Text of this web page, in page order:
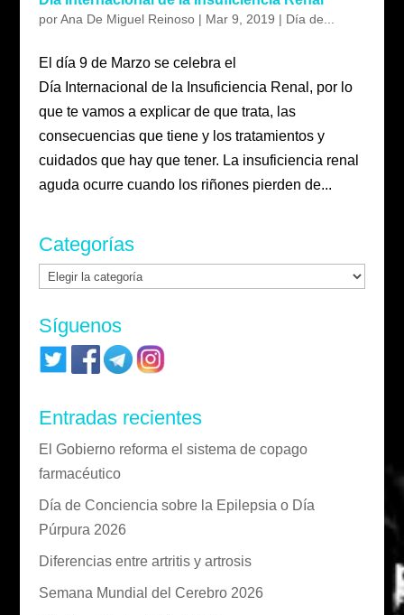
porAna De Miguel Reinoso| Mar 9, 2019 | Día de...
El día 9 de Marzo se celebra el
Día Internacional de la Insuficiencia Renal, por lo
que te vamos a explicar de que trata, las
consecuencias que tiene y los tratamientos y
cuidados que hay que tener. La insuficiencia renal
aguda ocurre cuando los riñones pierden de...
Categorías
Categorías
Síguenos
Entradas recientes
El Gobierno reforma el sistema de copago
farmacéutico
Día de Conciencia sobre la Epilepsia o Día
Púrpura 2026
Diferencias entre artritis y artrosis
Semana Mundial del Cerebro 2026